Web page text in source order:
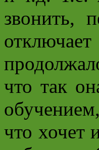
звонить,
что так
что хочет